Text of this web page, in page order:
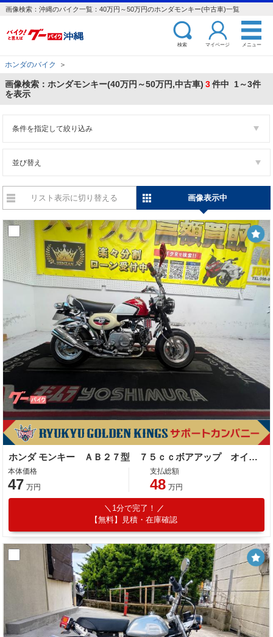
画像検索：沖縄のバイク一覧：40万円～50万円のホンダモンキー(中古車)一覧
検索 マイページ メニュー
ホンダのバイク ＞
画像検索：ホンダモンキー(40万円～50万円,中古車) 3件中 1～3件
を表示
条件を指定して絞り込み
並び替え
リスト表示に切り替える 画像表示中
ホンダ モンキー ＡＢ２７型 ７５ｃｃボアアップ オイルクーラー エアクリーナー ステップ マフラー タコメーター その他改造多数
本体価格
47 万円
支払総額
48 万円
1分で完了！
【無料】見積・在庫確認